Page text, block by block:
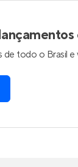
todo o Brasil